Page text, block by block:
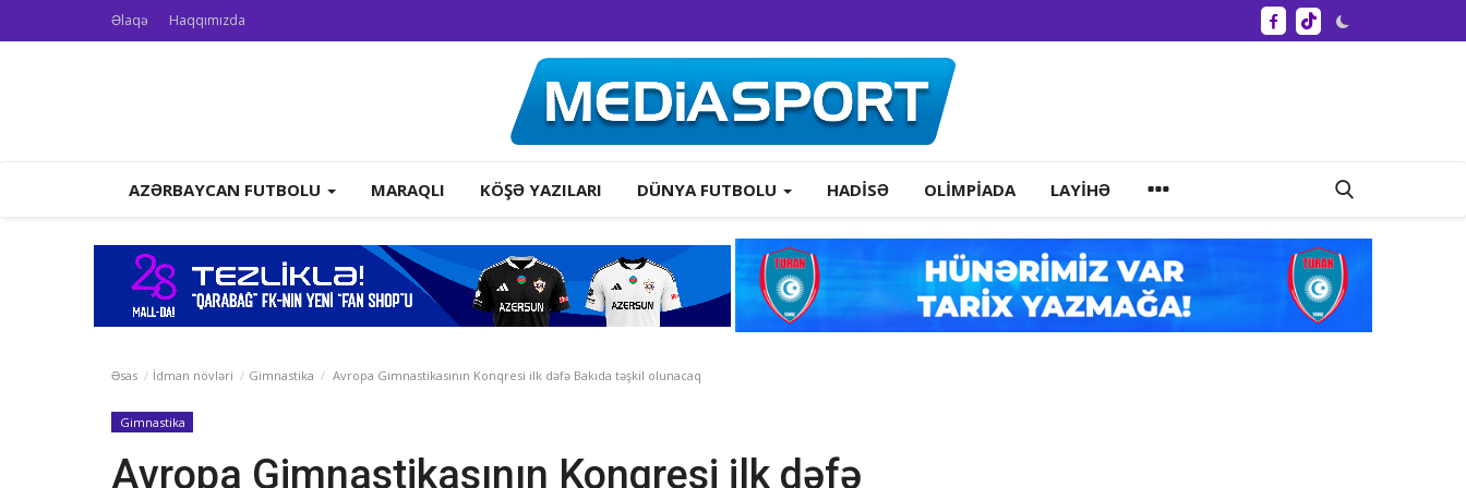
Əlaqə Haqqımızda
AZƏRBAYCAN FUTBOLU MARAQLI KÖŞƏ YAZILARI DÜNYA FUTBOLU HADISƏ OLIMPIADA LAYIHƏ
Əsas İdman növləri Gimnastika Avropa Gimnastikasının Konqresi ilk dəfə Bakıda təşkil olunacaq
Gimnastika
Avropa Gimnastikasının Konqresi ilk dəfə